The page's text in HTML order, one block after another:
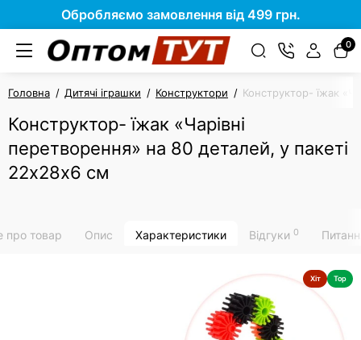
Обробляємо замовлення від 499 грн.
0
Головна Дитячі іграшки Конструктори Конструктор- їжак
Конструктор- їжак «Чарівні
перетворення» на 80 деталей, у пакеті
22х28х6 см
про товар Опис Характеристики Відгуки 0
Хіт Top